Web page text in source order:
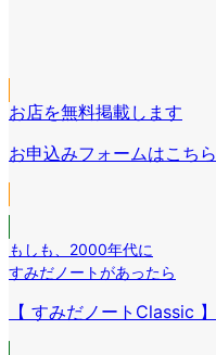
リ
ン
ク
ン
リ
ク
ン
ン
ク
お店を無料掲載します
お申込みフォームはこちら
もしも
2000年代に
すみだノートがあったら
【 すみだノートClassic 】